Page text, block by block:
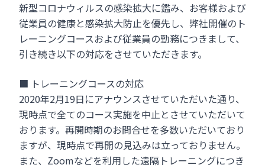
新型コロナウィルスの感染拡大に鑑み、お客様および
従業員の健康と感染拡大防止を優先し、弊社開催のト
レーニングコースおよび従業員の勤務につきまして、
引き続き以下の対応をさせていただきます。
■ トレーニングコースの対応
2020年2月19日にアナウンスさせていただいた通り、
現時点で全てのコース実施を中止とさせていただいて
おります。再開時期のお問合せを多数いただいており
ますが、現時点で再開の見込みは立っておりません。
また、Zoomなどを利用した遠隔トレーニングにつき